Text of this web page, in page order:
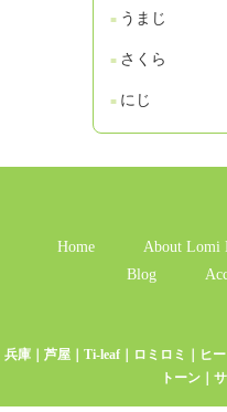
うまじ
さくら
にじ
Home About Lomi
Blog
兵庫｜芦屋｜Ti-leaf｜ロミロミ｜ヒ
トーン｜